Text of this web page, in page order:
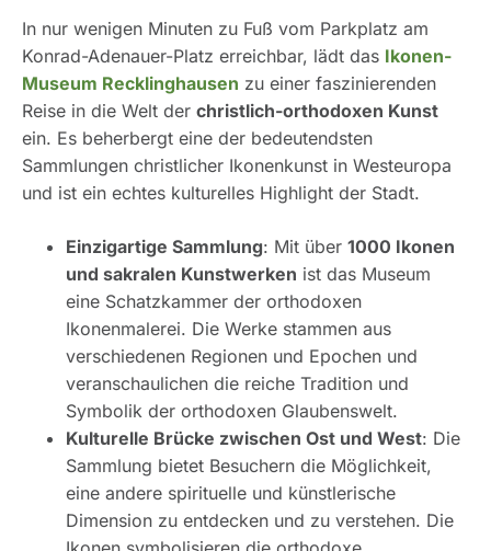
In nur wenigen Minuten zu Fuß vom Parkplatz am
Konrad-Adenauer-Platz erreichbar, lädt das Ikonen-
Museum Recklinghausen zu einer faszinierenden
Reise in die Welt der christlich-orthodoxen Kunst
ein. Es beherbergt eine der bedeutendsten
Sammlungen christlicher Ikonenkunst in Westeuropa
und ist ein echtes kulturelles Highlight der Stadt.
Einzigartige Sammlung: Mit über 1000 Ikonen
und sakralen Kunstwerken ist das Museum
eine Schatzkammer der orthodoxen
Ikonenmalerei. Die Werke stammen aus
verschiedenen Regionen und Epochen und
veranschaulichen die reiche Tradition und
Symbolik der orthodoxen Glaubenswelt.
Kulturelle Brücke zwischen Ost und West: Die
Sammlung bietet Besuchern die Möglichkeit,
eine andere spirituelle und künstlerische
Dimension zu entdecken und zu verstehen. Die